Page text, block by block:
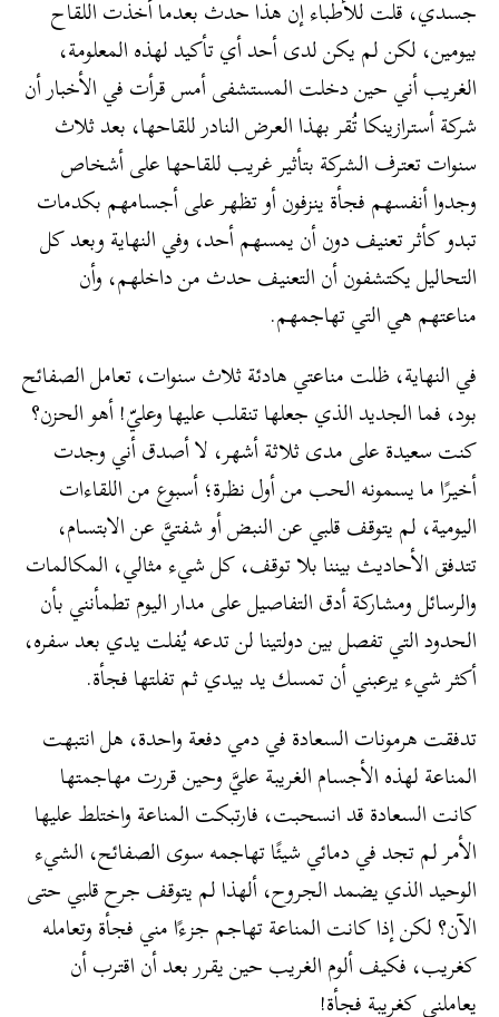
جسدي، قلت للأطباء إن هذا حدث بعدما أخذت اللقاح
بيومين، لكن لم يكن لدى أحد أي تأكيد لهذه المعلومة،
الغريب أني حين دخلت المستشفى أمس قرأت في الأخبار أن
شركة أسترازينكا تُقر بهذا العرض النادر للقاحها، بعد ثلاث
سنوات تعترف الشركة بتأثير غريب للقاحها على أشخاص
وجدوا أنفسهم فجأة ينزفون أو تظهر على أجسامهم بكدمات
تبدو كأثر تعنيف دون أن يمسهم أحد، وفي النهاية وبعد كل
التحاليل يكتشفون أن التعنيف حدث من داخلهم، وأن
مناعتهم هي التي تهاجمهم.
في النهاية، ظلت مناعتي هادئة ثلاث سنوات، تعامل الصفائح
بود، فما الجديد الذي جعلها تنقلب عليها وعليّ! أهو الحزن؟
كنت سعيدة على مدى ثلاثة أشهر، لا أصدق أني وجدت
أخيرًا ما يسمونه الحب من أول نظرة؛ أسبوع من اللقاءات
اليومية، لم يتوقف قلبي عن النبض أو شفتيَّ عن الابتسام،
تتدفق الأحاديث بيننا بلا توقف، كل شيء مثالي، المكالمات
والرسائل ومشاركة أدق التفاصيل على مدار اليوم تطمأنني بأن
الحدود التي تفصل بين دولتينا لن تدعه يُفلت يدي بعد سفره،
أكثر شيء يرعبني أن تمسك يد بيدي ثم تفلتها فجأة.
تدفقت هرمونات السعادة في دمي دفعة واحدة، هل انتبهت
المناعة لهذه الأجسام الغريبة عليَّ وحين قررت مهاجمتها
كانت السعادة قد انسحبت، فارتبكت المناعة واختلط عليها
الأمر لم تجد في دمائي شيئًا تهاجمه سوى الصفائح، الشيء
الوحيد الذي يضمد الجروح، ألهذا لم يتوقف جرح قلبي حتى
الآن؟ لكن إذا كانت المناعة تهاجم جزءًا مني فجأة وتعامله
كغريب، فكيف ألوم الغريب حين يقرر بعد أن اقترب أن
يعاملني كغريبة فجأة!